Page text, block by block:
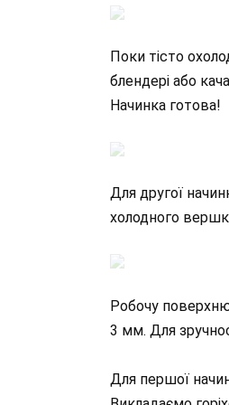
Поки тісто
блендері або
Начинка готова!
Для другої
холодного
Робочу
3 мм. Для
Для першої